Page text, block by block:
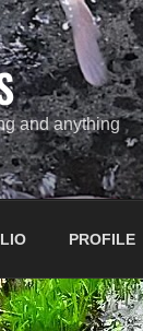
and anything
PROFILE